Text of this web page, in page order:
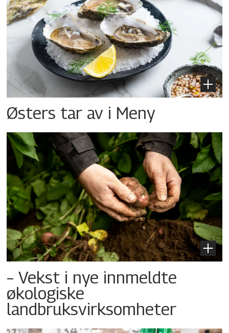
Østers tar av i Meny
– Vekst i nye innmeldte
økologiske
landbruksvirksomheter